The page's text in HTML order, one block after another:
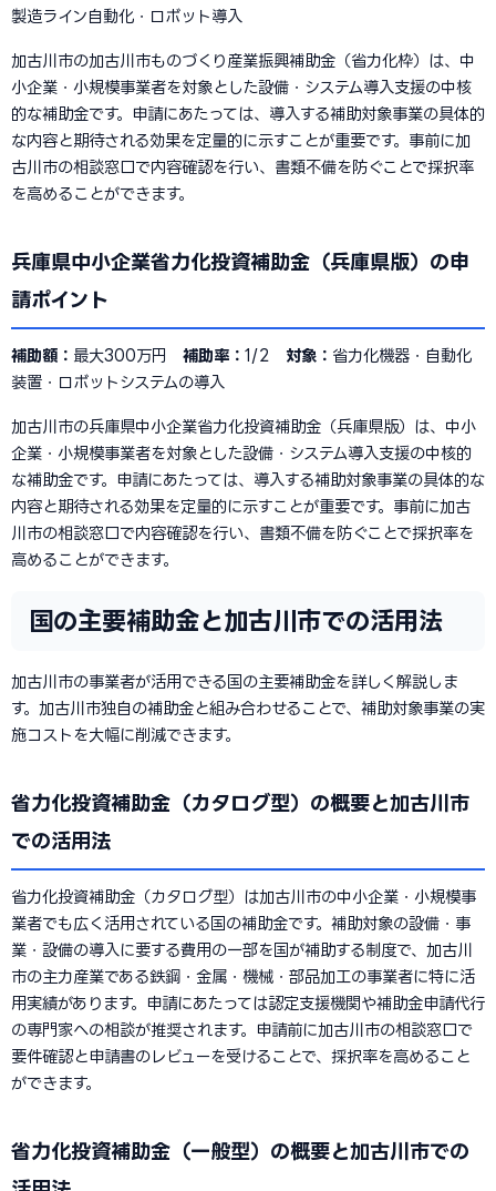
製造ライン自動化・ロボット導入
加古川市の加古川市ものづくり産業振興補助金（省力化枠）は、中
小企業・小規模事業者を対象とした設備・システム導入支援の中核
的な補助金です。申請にあたっては、導入する補助対象事業の具体的
な内容と期待される効果を定量的に示すことが重要です。事前に加
古川市の相談窓口で内容確認を行い、書類不備を防ぐことで採択率
を高めることができます。
兵庫県中小企業省力化投資補助金（兵庫県版）の申
請ポイント
補助額： 最大300万円 補助率： 1/2 対象： 省力化機器・自動化
装置・ロボットシステムの導入
加古川市の兵庫県中小企業省力化投資補助金（兵庫県版）は、中小
企業・小規模事業者を対象とした設備・システム導入支援の中核的
な補助金です。申請にあたっては、導入する補助対象事業の具体的な
内容と期待される効果を定量的に示すことが重要です。事前に加古
川市の相談窓口で内容確認を行い、書類不備を防ぐことで採択率を
高めることができます。
国の主要補助金と加古川市での活用法
加古川市の事業者が活用できる国の主要補助金を詳しく解説しま
す。加古川市独自の補助金と組み合わせることで、補助対象事業の実
施コストを大幅に削減できます。
省力化投資補助金（カタログ型）の概要と加古川市
での活用法
省力化投資補助金（カタログ型）は加古川市の中小企業・小規模事
業者でも広く活用されている国の補助金です。補助対象の設備・事
業・設備の導入に要する費用の一部を国が補助する制度で、加古川
市の主力産業である鉄鋼・金属・機械・部品加工の事業者に特に活
用実績があります。申請にあたっては認定支援機関や補助金申請代行
の専門家への相談が推奨されます。申請前に加古川市の相談窓口で
要件確認と申請書のレビューを受けることで、採択率を高めること
ができます。
省力化投資補助金（一般型）の概要と加古川市での